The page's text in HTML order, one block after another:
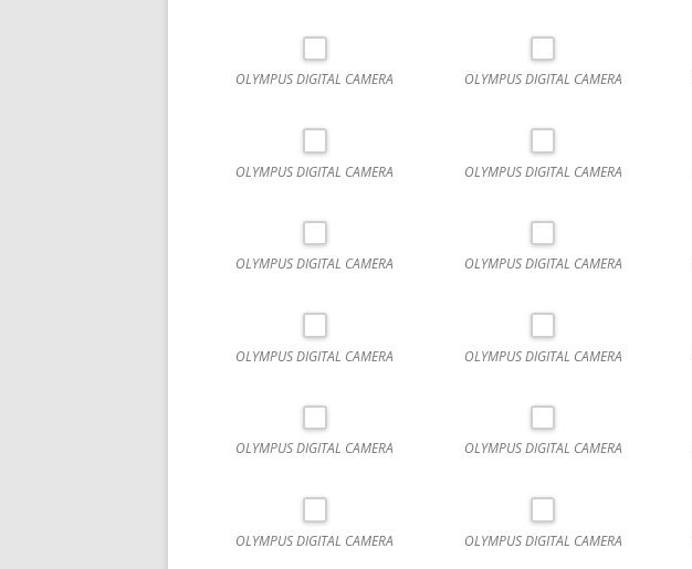
OLYMPUS DIGITAL CAMERA OLYMPUS DIGITAL CAMERA
OLYMPUS DIGITAL CAMERA OLYMPUS DIGITAL CAMERA
OLYMPUS DIGITAL CAMERA OLYMPUS DIGITAL CAMERA
OLYMPUS DIGITAL CAMERA OLYMPUS DIGITAL CAMERA
OLYMPUS DIGITAL CAMERA OLYMPUS DIGITAL CAMERA
OLYMPUS DIGITAL CAMERA OLYMPUS DIGITAL CAMERA